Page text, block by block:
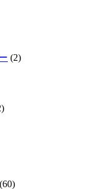
(2)
(60)